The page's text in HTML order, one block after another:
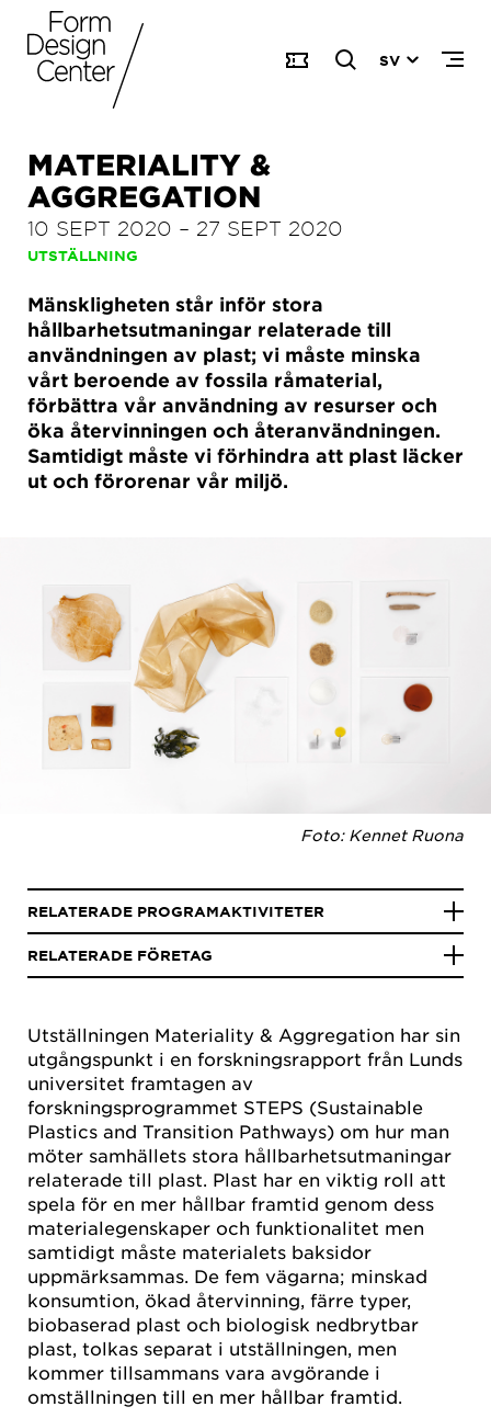
SV
MATERIALITY &
AGGREGATION
10 SEPT 2020 – 27 SEPT 2020
UTSTÄLLNING
Mänskligheten står inför stora
hållbarhetsutmaningar relaterade till
användningen av plast; vi måste minska
vårt beroende av fossila råmaterial,
förbättra vår användning av resurser och
öka återvinningen och återanvändningen.
Samtidigt måste vi förhindra att plast läcker
ut och förorenar vår miljö.
Foto: Kennet Ruona
Utställningen Materiality & Aggregation har sin
utgångspunkt i en forskningsrapport från Lunds
universitet framtagen av
forskningsprogrammet STEPS (Sustainable
Plastics and Transition Pathways) om hur man
möter samhällets stora hållbarhetsutmaningar
relaterade till plast. Plast har en viktig roll att
spela för en mer hållbar framtid genom dess
materialegenskaper och funktionalitet men
samtidigt måste materialets baksidor
uppmärksammas. De fem vägarna; minskad
konsumtion, ökad återvinning, färre typer,
biobaserad plast och biologisk nedbrytbar
plast, tolkas separat i utställningen, men
kommer tillsammans vara avgörande i
omställningen till en mer hållbar framtid.
RELATERADE PROGRAMAKTIVITETER
RELATERADE FÖRETAG